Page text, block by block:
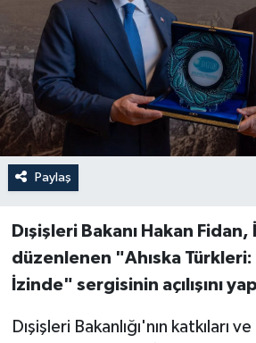
Paylaş
Dışişleri Bakanı Hakan
düzenlenen "Ahıska Türkleri:
İzinde" sergisinin açılışını
Dışişleri Bakanlığı'nın katkıları